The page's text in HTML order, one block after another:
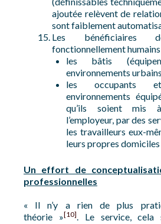
ajoutée relèvent de
sont faiblement
Les bénéficiaires
fonctionnellement humains
les bâtis
environnements
les occupants
environnements
qu’ils soient mis
l’employeur, par des
les travailleurs eux-
leurs propres
Un effort de
professionnelles
« Il n’y a rien de plus
théorie »[10]. Le service, cela